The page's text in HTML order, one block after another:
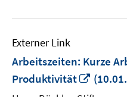
Externer Link
Arbeitszeiten: Kurze
Produktivität
In
neuem